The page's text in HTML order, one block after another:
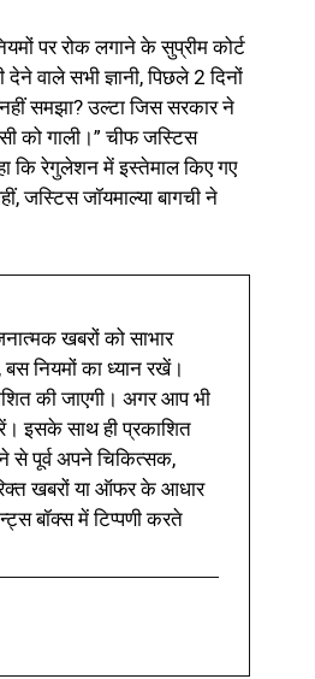
पर रोक लगाने के सुप्रीम कोर्ट
वाले सभी ज्ञानी, पिछले 2 दिनों
समझा? उल्टा जिस सरकार ने
को गाली।” चीफ जस्टिस
कि रेगुलेशन में इस्तेमाल किए गए
जस्टिस जॉयमाल्या बागची ने
खबरों को साभार
नियमों का ध्यान रखें।
की जाएगी। अगर आप भी
इसके साथ ही प्रकाशित
से पूर्व अपने चिकित्सक,
खबरों या ऑफर के आधार
बॉक्स में टिप्पणी करते